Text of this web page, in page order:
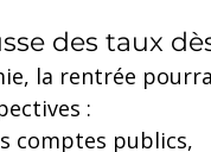
des taux
la rentrée
:
comptes publics,